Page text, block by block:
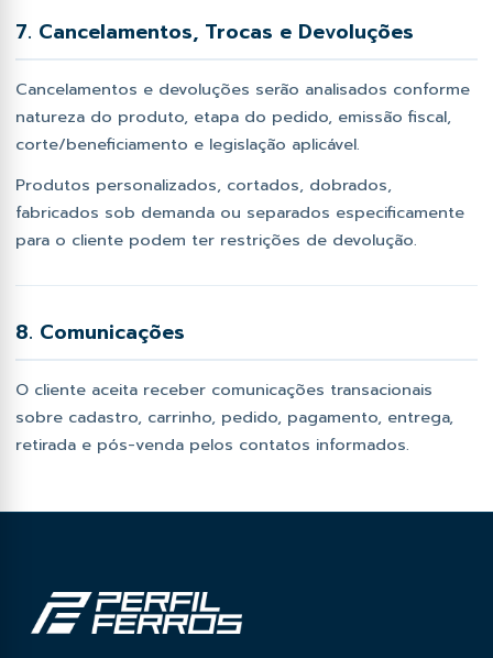
7. Cancelamentos, Trocas e Devoluções
Cancelamentos e devoluções serão analisados conforme
natureza do produto, etapa do pedido, emissão fiscal,
corte/beneficiamento e legislação aplicável.
Produtos personalizados, cortados, dobrados,
fabricados sob demanda ou separados especificamente
para o cliente podem ter restrições de devolução.
8. Comunicações
O cliente aceita receber comunicações transacionais
sobre cadastro, carrinho, pedido, pagamento, entrega,
retirada e pós-venda pelos contatos informados.